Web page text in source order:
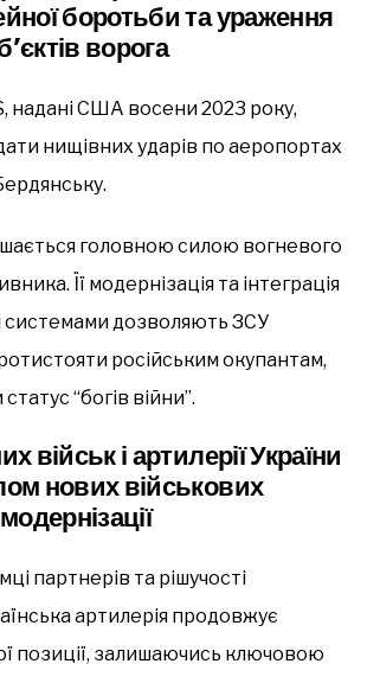
боротьби та ураження
ворога
надані США восени 2023 року,
нищівних ударів по аеропортах
головною силою вогневого
Її модернізація та інтеграція
системами дозволяють ЗСУ
російським окупантам,
“богів війни”.
військ і артилерії України
нових військових
партнерів та рішучості
артилерія продовжує
позиції, залишаючись ключовою